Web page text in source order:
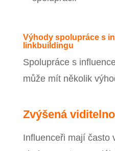
Výhody spolupráce s
linkbuildingu
Spolupráce s
může mít několik
Zvýšená
Influenceři mají často